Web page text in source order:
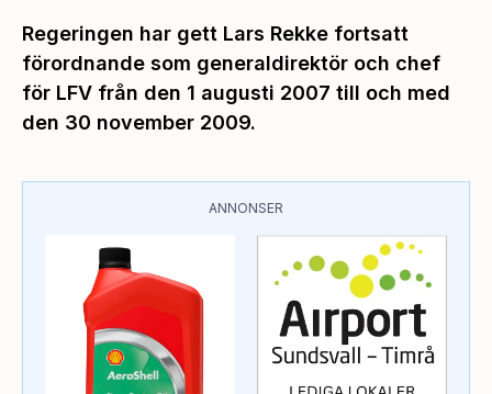
Regeringen har gett Lars Rekke fortsatt
förordnande som generaldirektör och chef
för LFV från den 1 augusti 2007 till och med
den 30 november 2009.
ANNONSER